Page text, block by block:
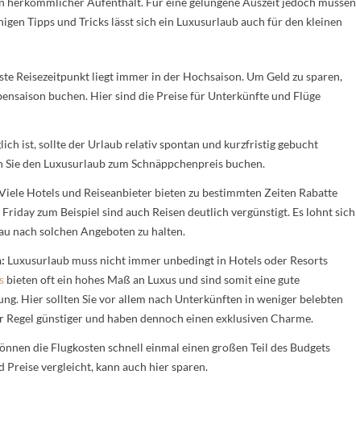
Tipps und Tricks lässt sich ein Luxusurlaub auch für den kleinen
Reisezeitpunkt liegt immer in der Hochsaison. Um Geld zu sparen,
buchen. Hier sind die Preise für Unterkünfte und Flüge
ist, sollte der Urlaub relativ spontan und kurzfristig gebucht
den Luxusurlaub zum Schnäppchenpreis buchen.
Hotels und Reiseanbieter bieten zu bestimmten Zeiten Rabatte
zum Beispiel sind auch Reisen deutlich vergünstigt. Es lohnt sich
nach solchen Angeboten zu halten.
Luxusurlaub muss nicht immer unbedingt in Hotels oder Resorts
bieten oft ein hohes Maß an Luxus und sind somit eine gute
Hier sollten Sie vor allem nach Unterkünften in weniger belebten
Regel günstiger und haben dennoch einen exklusiven Charme.
die Flugkosten schnell einmal einen großen Teil des Budgets
vergleicht, kann auch hier sparen.